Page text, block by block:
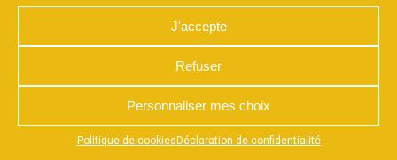
J'accepte
Refuser
Personnaliser mes choix
Politique de cookies Déclaration de confidentialité
Appuyez sur le bouton partager en bas de votre